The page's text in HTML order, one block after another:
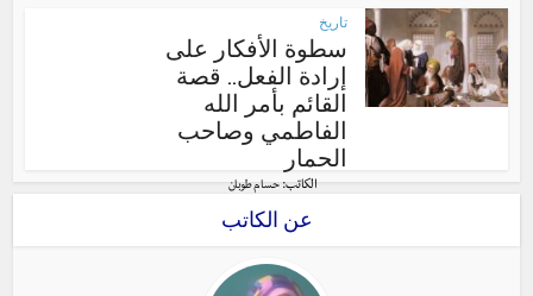
تاريخ
سطوة الأفكار على
إرادة الفعل.. قصة
القائم بأمر الله
الفاطمي وصاحب
الحمار
الكاتب:حسام طوبان
عن الكاتب